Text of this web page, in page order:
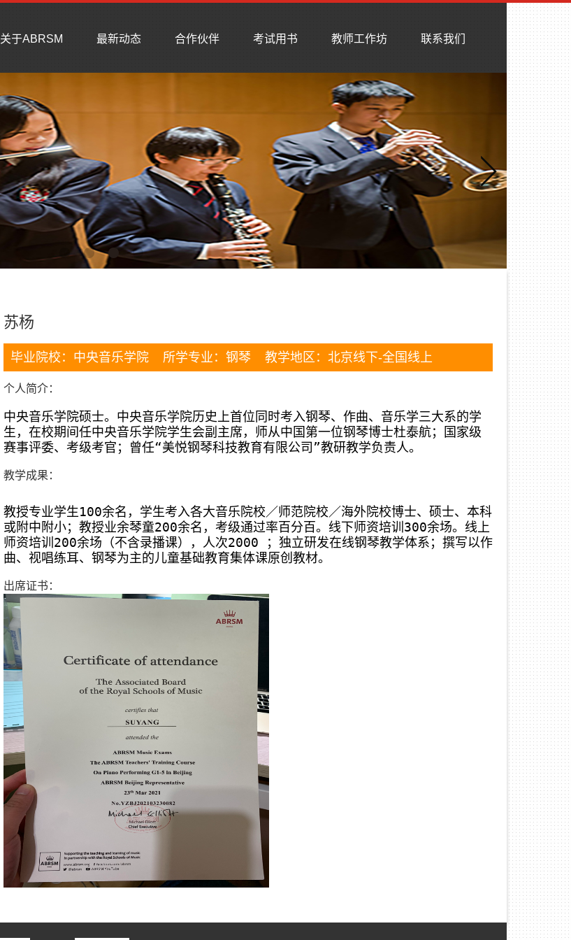
关于ABRSM 最新动态 合作伙伴 考试用书 教师工作坊 联系我们
苏杨
毕业院校：中央音乐学院 所学专业：钢琴 教学地区：北京线下-全国线上
个人简介：
中央音乐学院硕士。中央音乐学院历史上首位同时考入钢琴、作曲、音乐学三大系的学
生，在校期间任中央音乐学院学生会副主席，师从中国第一位钢琴博士杜泰航；国家级
赛事评委、考级考官；曾任“美悦钢琴科技教育有限公司”教研教学负责人。
教学成果：
教授专业学生100余名，学生考入各大音乐院校／师范院校／海外院校博士、硕士、本科
或附中附小；教授业余琴童200余名，考级通过率百分百。线下师资培训300余场。线上
师资培训200余场（不含录播课），人次2000 ；独立研发在线钢琴教学体系；撰写以作
曲、视唱练耳、钢琴为主的儿童基础教育集体课原创教材。
出席证书：